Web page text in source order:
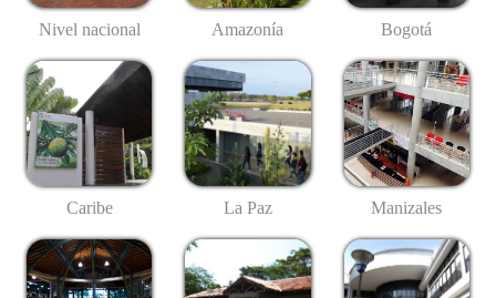
Nivel nacional Amazonía Bogotá
Caribe La Paz Manizales